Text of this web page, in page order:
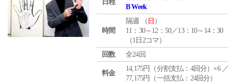
日程
B Week
時間
隔週 （ 日 ）
11：30～12：50／13：10～14：30
（1日2コマ）
回数
全24回
料金
14,175円（分割支払：4回分）×6
77,175円（一括支払：24回分）